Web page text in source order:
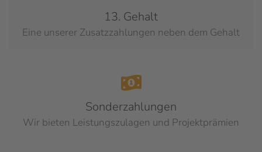
13. Gehalt
Eine unserer Zusatzzahlungen neben dem Gehalt
Sonderzahlungen
Wir bieten Leistungszulagen und Projektprämien